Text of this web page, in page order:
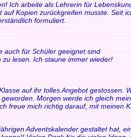
Ich arbeite als Lehrerin für
auf Kopien zurückgreifen musste. Seit
formuliert.
auch für Schüler geeignet sind
lesen. Ich staune immer wieder!
auf ihr tolles Angebot
Morgen werde ich gleich
freue mich richtig darauf, mit
Adventskalender gestaltet hat,